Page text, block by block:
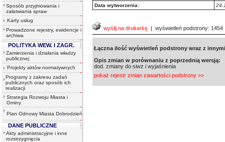
Sposób przyjmowania i
załatwiania spraw
Karty usług
Prowadzone rejestry, ewidencje i
archiwa
POLITYKA WEW. I ZAGR.
Zamierzenia i działania władzy
publicznej
Projekty aktów normatywnych
Programy z zakresu zadań
publicznych oraz sposób ich
realizacji
Strategia Rozwoju Miasta i
Gminy
Plan Odnowy Miasta Dobrodzień
DANE PUBLICZNE
Akty administracyjne i inne
rozstrzygnięcia
Data wytworzenia:
wyślij na drukarkę | wyświetleń podstrony:
Łączna ilość wyświetleń podstrony wraz z
Opis zmian w porównaniu z poprzednią wersją:
dod. zmiany do siwz i wyjaśnienia
pokaż rejestr zmian zawartości podstrony >>